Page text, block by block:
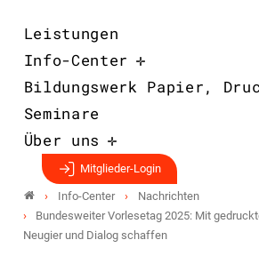
Leistungen
Info-Center
Bildungswerk Papier,
Seminare
Über uns
Mitglieder-Login
Info-Center
Nachrichten
Bundesweiter Vorlesetag 2025: Mit
Neugier und Dialog schaffen